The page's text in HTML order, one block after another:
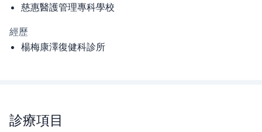
慈惠醫護管理專科學校
經歷
楊梅康澤復健科診所
診療項目